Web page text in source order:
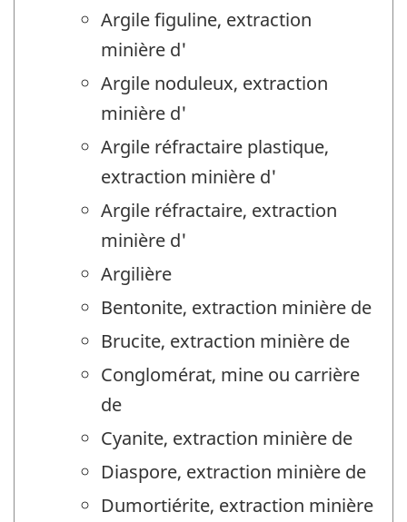
Argile figuline, extraction
minière d'
Argile noduleux, extraction
minière d'
Argile réfractaire plastique,
extraction minière d'
Argile réfractaire, extraction
minière d'
Argilière
Bentonite, extraction minière de
Brucite, extraction minière de
Conglomérat, mine ou carrière
de
Cyanite, extraction minière de
Diaspore, extraction minière de
Dumortiérite, extraction minière